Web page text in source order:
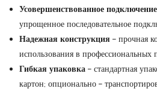
Усовершенствованное
упрощенное последовательное
Надежная конструкция – прочная
использования в профессиональных
Гибкая упаковка– стандартная
картон; опционально –